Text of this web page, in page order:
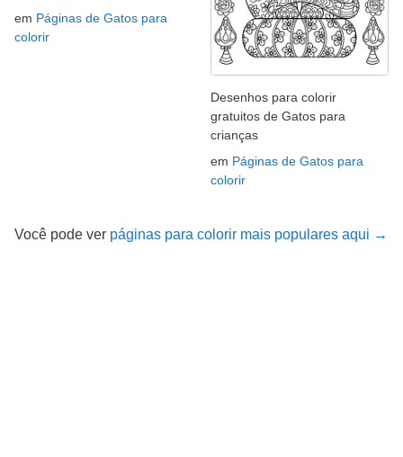
em Páginas de Gatos para
colorir
Desenhos para colorir
gratuitos de Gatos para
crianças
em Páginas de Gatos para
colorir
Você pode ver páginas para colorir mais populares aqui →